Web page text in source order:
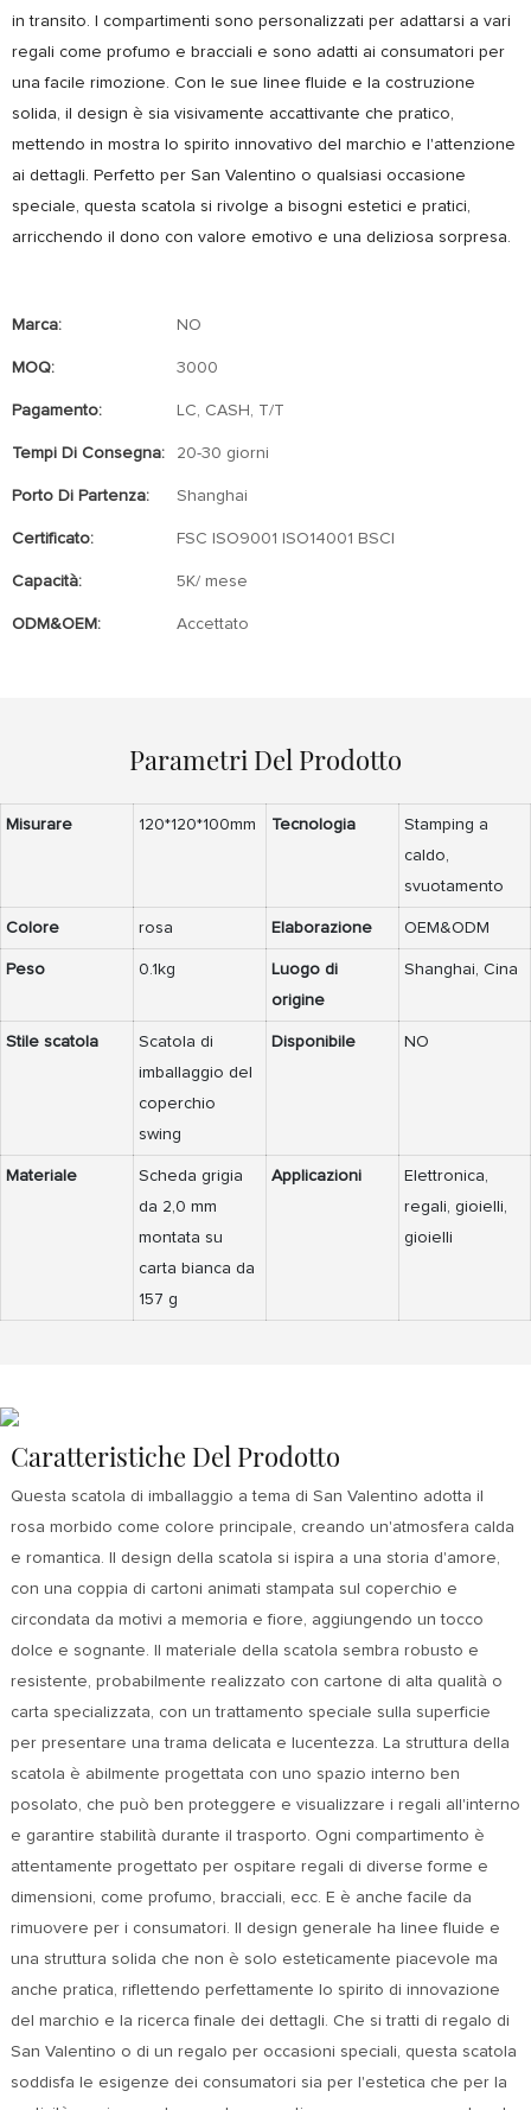
in transito. I compartimenti sono personalizzati per adattarsi a vari
regali come profumo e bracciali e sono adatti ai consumatori per
una facile rimozione. Con le sue linee fluide e la costruzione
solida, il design è sia visivamente accattivante che pratico,
mettendo in mostra lo spirito innovativo del marchio e l'attenzione
ai dettagli. Perfetto per San Valentino o qualsiasi occasione
speciale, questa scatola si rivolge a bisogni estetici e pratici,
arricchendo il dono con valore emotivo e una deliziosa sorpresa.
Marca: NO
MOQ: 3000
Pagamento: LC, CASH, T/T
Tempi Di Consegna: 20-30 giorni
Porto Di Partenza: Shanghai
Certificato: FSC ISO9001 ISO14001 BSCI
Capacità: 5K/ mese
ODM&OEM: Accettato
Parametri Del Prodotto
Misurare 120*120*100mm Tecnologia
Stamping a
caldo,
svuotamento
Colore rosa Elaborazione OEM&ODM
Peso 0.1kg
Luogo di
origine
Shanghai, Cina
Stile scatola
Scatola di
imballaggio del
coperchio
swing
Disponibile NO
Materiale
Scheda grigia
da 2,0 mm
montata su
carta bianca da
157 g
Applicazioni
Elettronica,
regali, gioielli,
gioielli
Caratteristiche Del Prodotto
Questa scatola di imballaggio a tema di San Valentino adotta il
rosa morbido come colore principale, creando un'atmosfera calda
e romantica. Il design della scatola si ispira a una storia d'amore,
con una coppia di cartoni animati stampata sul coperchio e
circondata da motivi a memoria e fiore, aggiungendo un tocco
dolce e sognante. Il materiale della scatola sembra robusto e
resistente, probabilmente realizzato con cartone di alta qualità o
carta specializzata, con un trattamento speciale sulla superficie
per presentare una trama delicata e lucentezza. La struttura della
scatola è abilmente progettata con uno spazio interno ben
posolato, che può ben proteggere e visualizzare i regali all'interno
e garantire stabilità durante il trasporto. Ogni compartimento è
attentamente progettato per ospitare regali di diverse forme e
dimensioni, come profumo, bracciali, ecc. E è anche facile da
rimuovere per i consumatori. Il design generale ha linee fluide e
una struttura solida che non è solo esteticamente piacevole ma
anche pratica, riflettendo perfettamente lo spirito di innovazione
del marchio e la ricerca finale dei dettagli. Che si tratti di regalo di
San Valentino o di un regalo per occasioni speciali, questa scatola
soddisfa le esigenze dei consumatori sia per l'estetica che per la